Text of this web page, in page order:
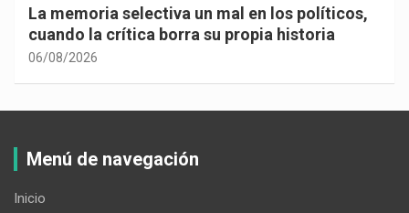
La memoria selectiva un mal en los políticos,
cuando la crítica borra su propia historia
06/08/2026
Menú de navegación
Inicio